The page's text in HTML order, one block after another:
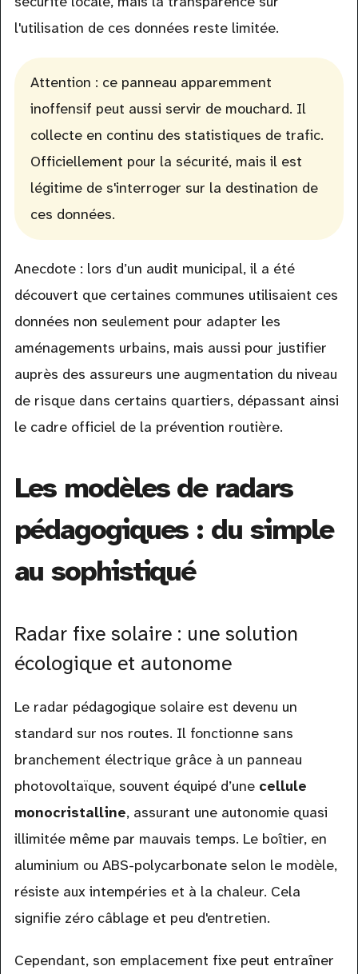
l'utilisation de ces données reste limitée.
Attention : ce panneau apparemment
inoffensif peut aussi servir de mouchard. Il
collecte en continu des statistiques de trafic.
Officiellement pour la sécurité, mais il est
légitime de s'interroger sur la destination de
ces données.
Anecdote : lors d’un audit municipal, il a été
découvert que certaines communes utilisaient ces
données non seulement pour adapter les
aménagements urbains, mais aussi pour justifier
auprès des assureurs une augmentation du niveau
de risque dans certains quartiers, dépassant ainsi
le cadre officiel de la prévention routière.
Les modèles de radars
pédagogiques : du simple
au sophistiqué
Radar fixe solaire : une solution
écologique et autonome
Le radar pédagogique solaire est devenu un
standard sur nos routes. Il fonctionne sans
branchement électrique grâce à un panneau
photovoltaïque, souvent équipé d’une cellule
monocristalline, assurant une autonomie quasi
illimitée même par mauvais temps. Le boîtier, en
aluminium ou ABS-polycarbonate selon le modèle,
résiste aux intempéries et à la chaleur. Cela
signifie zéro câblage et peu d'entretien.
Cependant, son emplacement fixe peut entraîner